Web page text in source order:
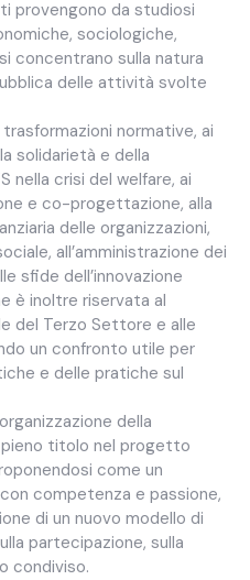
provengono da studiosi
sociologiche,
concentrano sulla natura
delle attività svolte
normative, ai
solidarietà e della
nella crisi del welfare, ai
e co-progettazione, alla
delle organizzazioni,
all’amministrazione dei
sfide dell’innovazione
è inoltre riservata al
del Terzo Settore e alle
un confronto utile per
e delle pratiche sul
della
titolo nel progetto
come un
competenza e passione,
di un nuovo modello di
partecipazione, sulla
condiviso.